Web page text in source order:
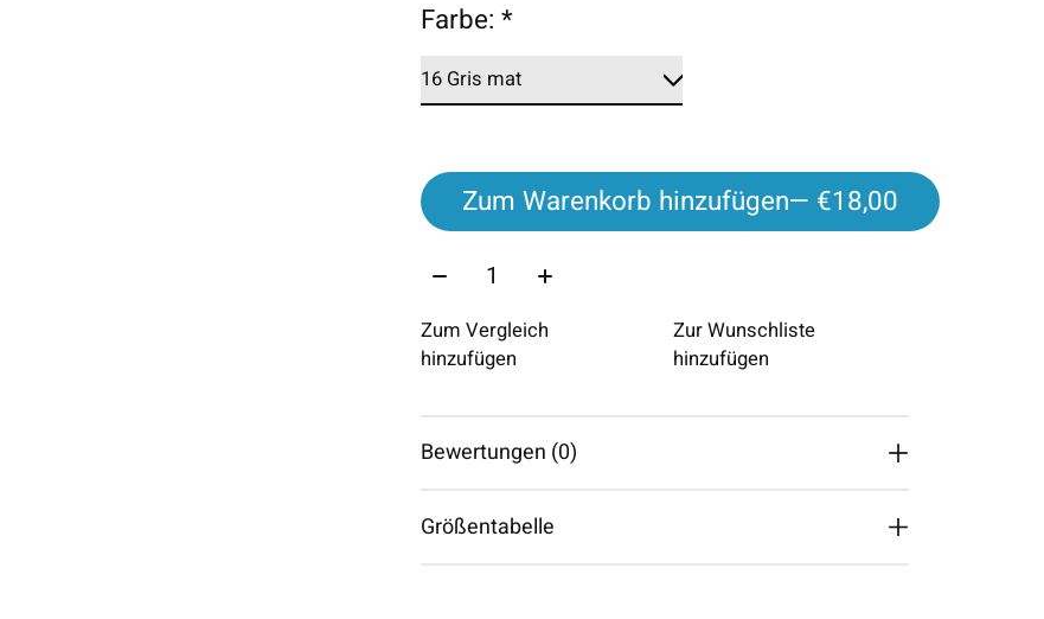
Farbe:*
Zum Warenkorb hinzufügen
— €18,00
Menge:
Zum Vergleich
hinzufügen
Zur Wunschliste
hinzufügen
Bewertungen (0)
Größentabelle